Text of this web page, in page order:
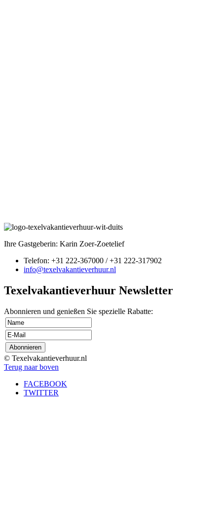
Ihre Gastgeberin: Karin Zoer-Zoetelief
Telefon: +31 222-367000 / +31 222-317902
info@texelvakantieverhuur.nl
Texelvakantieverhuur Newsletter
Abonnieren und genießen Sie spezielle Rabatte:
© Texelvakantieverhuur.nl
Terug naar boven
FACEBOOK
TWITTER